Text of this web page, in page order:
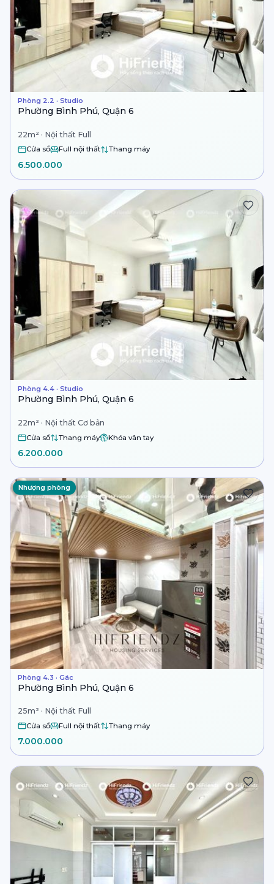
Phòng 2.2 · Studio
Phường Bình Phú, Quận 6
22m² · Nội thất Full
Cửa sổ Full nội thất Thang máy
6.500.000
Phòng 4.4 · Studio
Phường Bình Phú, Quận 6
22m² · Nội thất Cơ bản
Cửa sổ Thang máy Khóa vân tay
6.200.000
Nhượng phòng
Phòng 4.3 · Gác
Phường Bình Phú, Quận 6
25m² · Nội thất Full
Cửa sổ Full nội thất Thang máy
7.000.000